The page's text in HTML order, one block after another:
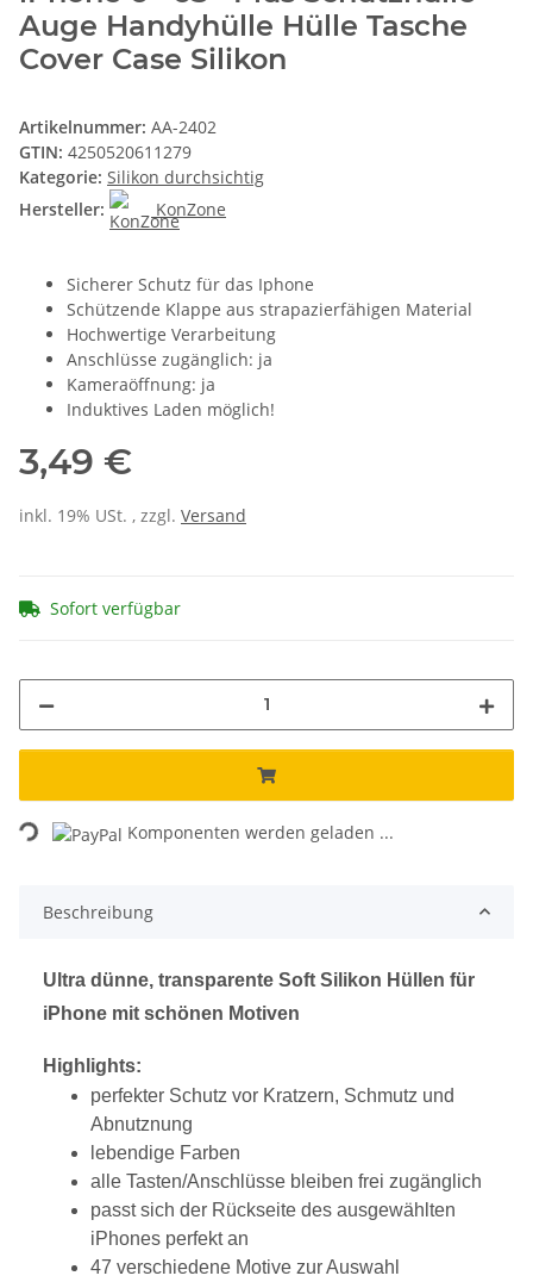
Auge Handyhülle Hülle Tasche
Cover Case Silikon
Artikelnummer: AA-2402
GTIN: 4250520611279
Kategorie: Silikon durchsichtig
Hersteller:
KonZone
Sicherer Schutz für das Iphone
Schützende Klappe aus strapazierfähigen Material
Hochwertige Verarbeitung
Anschlüsse zugänglich: ja
Kameraöffnung: ja
Induktives Laden möglich!
3,49 €
inkl. 19% USt. , zzgl. Versand
Sofort verfügbar
Loading... Komponenten werden geladen ...
Beschreibung
Ultra dünne, transparente Soft Silikon Hüllen für
iPhone mit schönen Motiven
Highlights:
perfekter Schutz vor Kratzern, Schmutz und
Abnutznung
lebendige Farben
alle Tasten/Anschlüsse bleiben frei zugänglich
passt sich der Rückseite des ausgewählten
iPhones perfekt an
47 verschiedene Motive zur Auswahl